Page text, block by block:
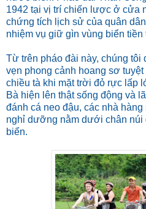
1942 tại vị trí chiến lược ở cửa
chứng tích lịch sử của quân
nhiệm vụ giữ gìn vùng biển tiền
Từ trên pháo đài này, chúng
vẹn phong cảnh hoang sơ
chiều tà khi mặt trời đỏ rực lấp
Bà hiện lên thật sống động và
đánh cá neo đậu, các nhà
nghỉ dưỡng nằm dưới chân núi
biển.